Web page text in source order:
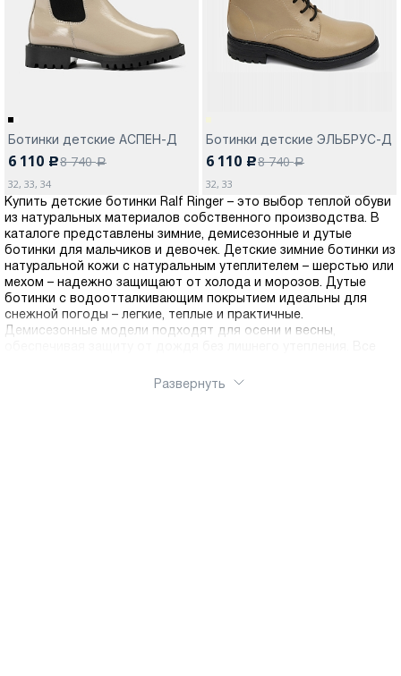
Ботинки детские АСПЕН-Д
6 110 c8 740a
32, 33, 34
Ботинки детские ЭЛЬБРУС-Д
6 110 c8 740a
32, 33
Купить детские ботинки Ralf Ringer – это выбор теплой обуви
из натуральных материалов собственного производства. В
каталоге представлены зимние, демисезонные и дутые
ботинки для мальчиков и девочек. Детские зимние ботинки из
натуральной кожи с натуральным утеплителем – шерстью или
мехом – надежно защищают от холода и морозов. Дутые
ботинки с водоотталкивающим покрытием идеальны для
снежной погоды – легкие, теплые и практичные.
Демисезонные модели подходят для осени и весны,
протектором для безопасности на льду и мокром асфальте.
Развернуть